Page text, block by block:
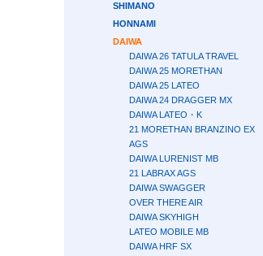
SHIMANO
HONNAMI
DAIWA
DAIWA 26 TATULA TRAVEL
DAIWA 25 MORETHAN
DAIWA 25 LATEO
DAIWA 24 DRAGGER MX
DAIWA LATEO・K
21 MORETHAN BRANZINO EX
AGS
DAIWA LURENIST MB
21 LABRAX AGS
DAIWA SWAGGER
OVER THERE AIR
DAIWA SKYHIGH
LATEO MOBILE MB
DAIWA HRF SX